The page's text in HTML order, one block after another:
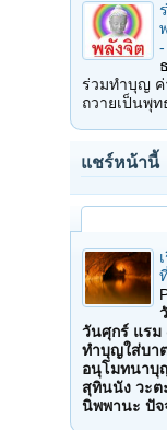
ร่วมทำบุญ ค่
ถวายเป็นพุ
แชร์หน้านี้
วันศุกร์ แรม
ทำบุญใส่บา
อนุโมทนาบุ
สุทินนัง วะต
นิพพานะ ปัจ